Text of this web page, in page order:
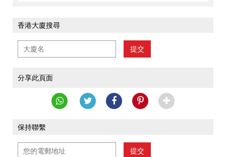
香港大廈搜尋
提交
分享此頁面
保持聯繫
提交